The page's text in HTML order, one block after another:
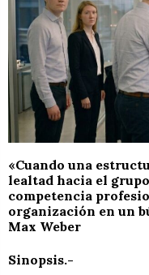
«Cuando una
lealtad hacia el
competencia
organización en un
Max Weber
Sinopsis.-